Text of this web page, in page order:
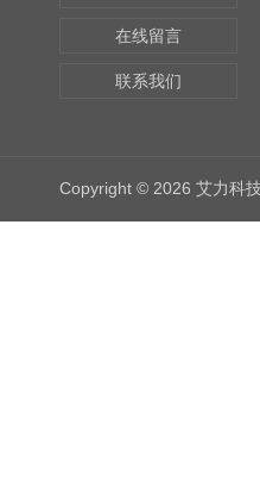
在线留言
联系我们
Copyright © 2026 艾力科